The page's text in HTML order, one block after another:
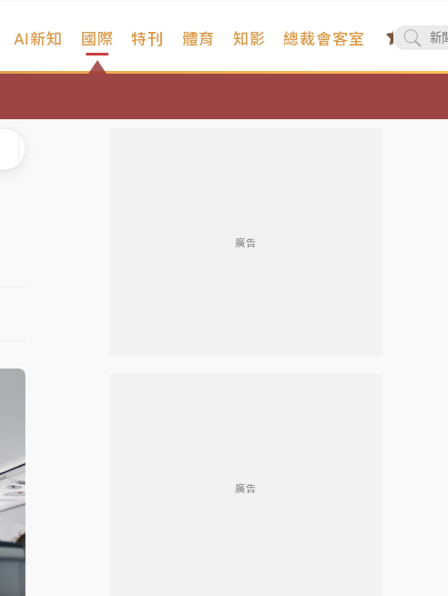
AI新知 國際 特刊 體育 知影 總裁會客室
廣告
廣告